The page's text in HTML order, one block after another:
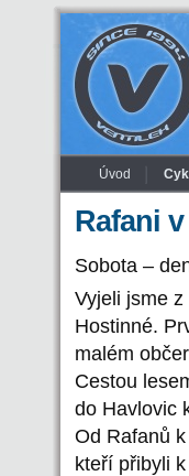
Úvod
Rafani
Sobota –
Vyjeli jsme
Hostinné.
malém
Cestou
do Havlovic
Od Rafanů
kteří přibyli